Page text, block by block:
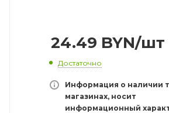
24.49 BYN/шт
Достаточно
Информация о наличии
магазинах, носит
информационный